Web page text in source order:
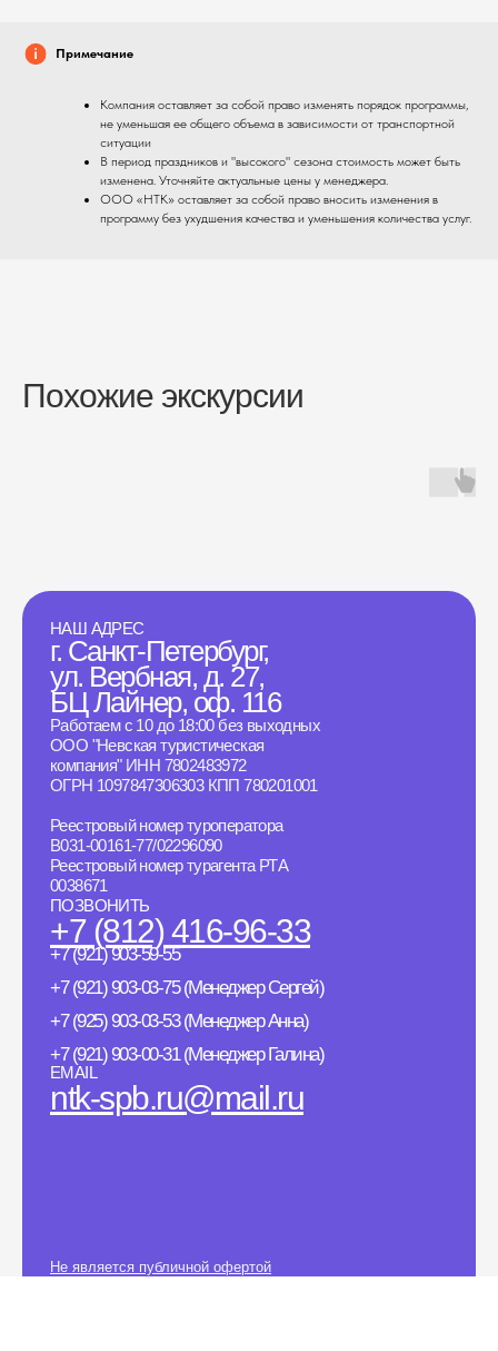
Примечание
Компания оставляет за собой право изменять порядок программы,
не уменьшая ее общего объема в зависимости от транспортной
ситуации
В период праздников и "высокого" сезона стоимость может быть
изменена. Уточняйте актуальные цены у менеджера.
ООО «НТК» оставляет за собой право вносить изменения в
программу без ухудшения качества и уменьшения количества услуг.
Похожие экскурсии
НАШ АДРЕС
г. Санкт-Петербург,
ул. Вербная, д. 27,
БЦ Лайнер, оф. 116
Работаем с 10 до 18:00 без выходных
ООО "Невская туристическая
компания" ИНН 7802483972
ОГРН 1097847306303 КПП 780201001
Реестровый номер туроператора
B031-00161-77/02296090
Реестровый номер турагента РТА
0038671
ПОЗВОНИТЬ
+7 (812) 416-96-33
+7 (921) 903-59-55
+7 (921) 903-03-75 (Менеджер Сергей)
+7 (925) 903-03-53 (Менеджер Анна)
+7 (921) 903-00-31 (Менеджер Галина)
EMAIL
ntk-spb.ru@mail.ru
Не является публичной офертой